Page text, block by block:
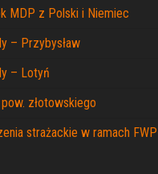
MDP z Polski i Niemiec
– Przybysław
– Lotyń
złotowskiego
strażackie w ramach